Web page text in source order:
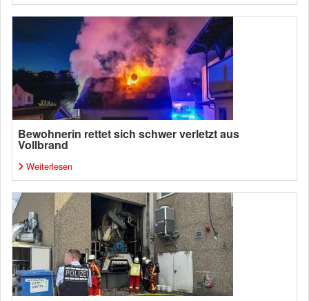
Bewohnerin rettet sich schwer verletzt aus
Vollbrand
Weiterlesen